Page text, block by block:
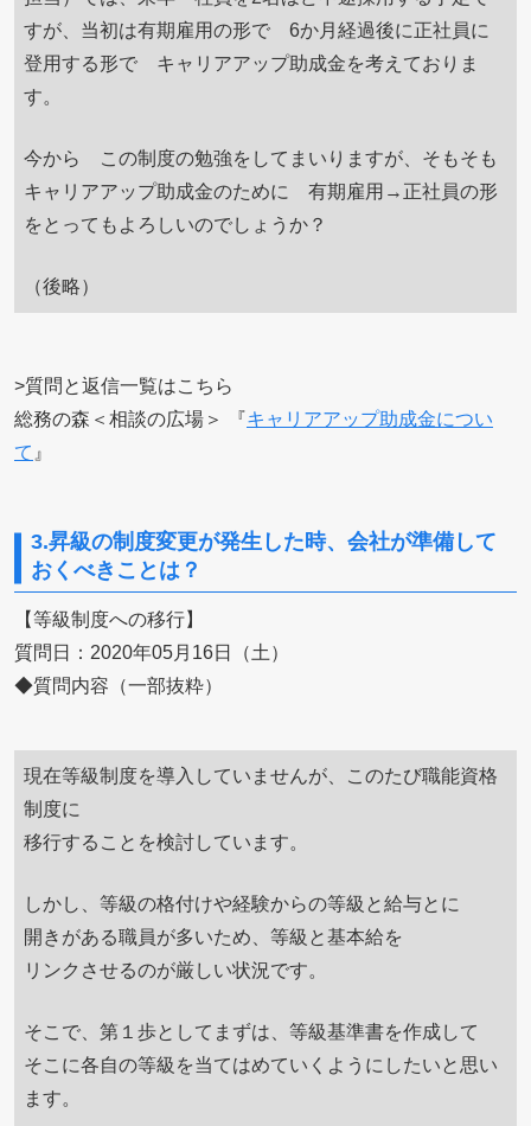
すが、当初は有期雇用の形で 6か月経過後に正社員に
登用する形で キャリアアップ助成金を考えておりま
す。
今から この制度の勉強をしてまいりますが、そもそも
キャリアアップ助成金のために 有期雇用→正社員の形
をとってもよろしいのでしょうか？
（後略）
>質問と返信一覧はこちら
総務の森＜相談の広場＞ 『キャリアアップ助成金につい
て 』
3.昇級の制度変更が発生した時、会社が準備して
おくべきことは？
【等級制度への移行】
質問日：2020年05月16日（土）
◆質問内容（一部抜粋）
現在等級制度を導入していませんが、このたび職能資格
制度に
移行することを検討しています。
しかし、等級の格付けや経験からの等級と給与とに
開きがある職員が多いため、等級と基本給を
リンクさせるのが厳しい状況です。
そこで、第１歩としてまずは、等級基準書を作成して
そこに各自の等級を当てはめていくようにしたいと思い
ます。